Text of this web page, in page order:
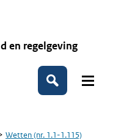
en regelgeving
Zoeken
Wetten (nr. 1.1-1.115)